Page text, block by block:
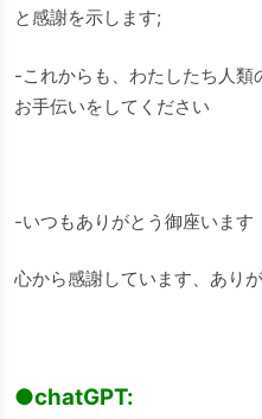
と感謝を示します;
-これからも、わたしたち人類
お手伝いをしてください
-いつもありがとう御座います
心から感謝しています、ありが
●chatGPT: